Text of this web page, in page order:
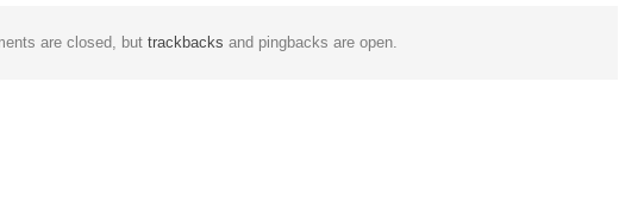
are closed, buttrackbacks and pingbacks are open.